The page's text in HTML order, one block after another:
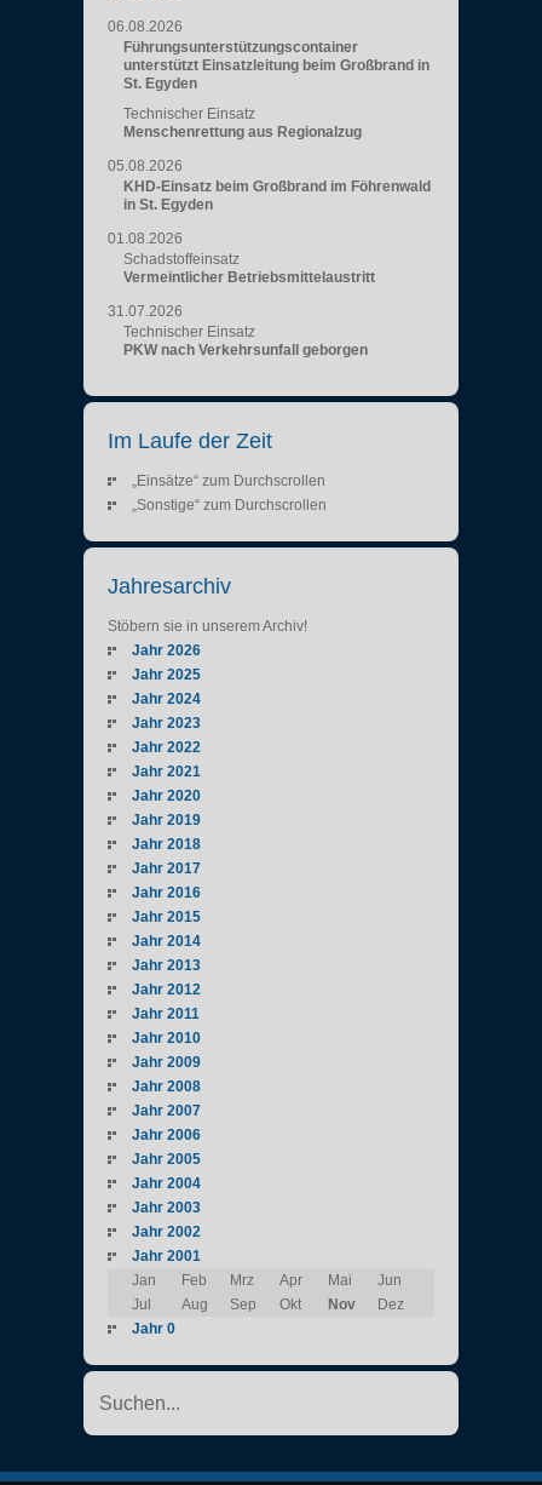
06.08.2026
Führungsunterstützungscontainer
unterstützt Einsatzleitung beim Großbrand in
St. Egyden
Technischer Einsatz
Menschenrettung aus Regionalzug
05.08.2026
KHD-Einsatz beim Großbrand im Föhrenwald
in St. Egyden
01.08.2026
Schadstoffeinsatz
Vermeintlicher Betriebsmittelaustritt
31.07.2026
Technischer Einsatz
PKW nach Verkehrsunfall geborgen
Im Laufe der Zeit
„Einsätze“ zum Durchscrollen
„Sonstige“ zum Durchscrollen
Jahresarchiv
Stöbern sie in unserem Archiv!
Jahr 2026
Jahr 2025
Jahr 2024
Jahr 2023
Jahr 2022
Jahr 2021
Jahr 2020
Jahr 2019
Jahr 2018
Jahr 2017
Jahr 2016
Jahr 2015
Jahr 2014
Jahr 2013
Jahr 2012
Jahr 2011
Jahr 2010
Jahr 2009
Jahr 2008
Jahr 2007
Jahr 2006
Jahr 2005
Jahr 2004
Jahr 2003
Jahr 2002
Jahr 2001
Jan
Feb Mrz Apr Mai
Jun
Jul
Aug Sep Okt Nov
Dez
Jahr 0